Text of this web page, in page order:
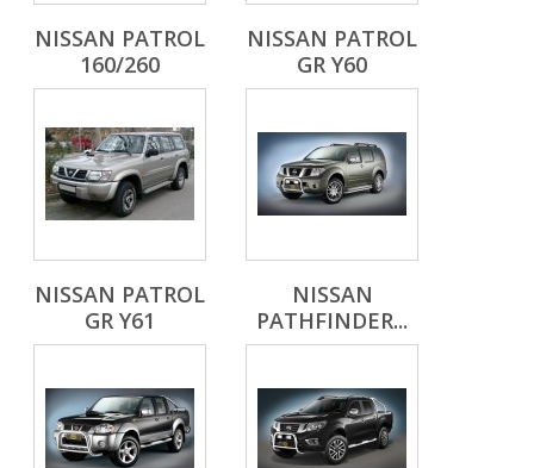
NISSAN PATROL
160/260
NISSAN PATROL
GR Y60
NISSAN PATROL
GR Y61
NISSAN
PATHFINDER...